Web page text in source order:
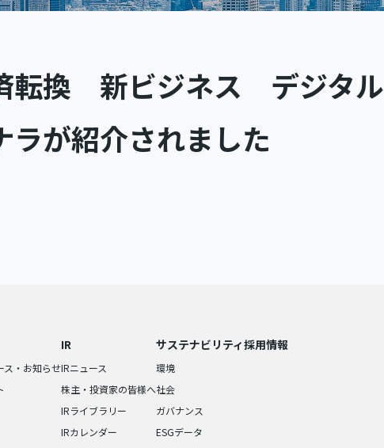
転換 新ビジネス デジタル
ラが紹介されました
ス・お知らせ
IR
IRニュース
株主・投資家の皆様へ
IRライブラリー
IRカレンダー
サステナビリティ
環境
社会
ガバナンス
ESGデータ
採用情報